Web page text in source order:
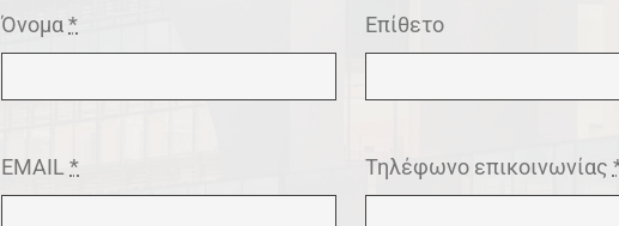
Όνομα*
EMAIL*
Επίθετο
Τηλέφωνο επικοινωνίας